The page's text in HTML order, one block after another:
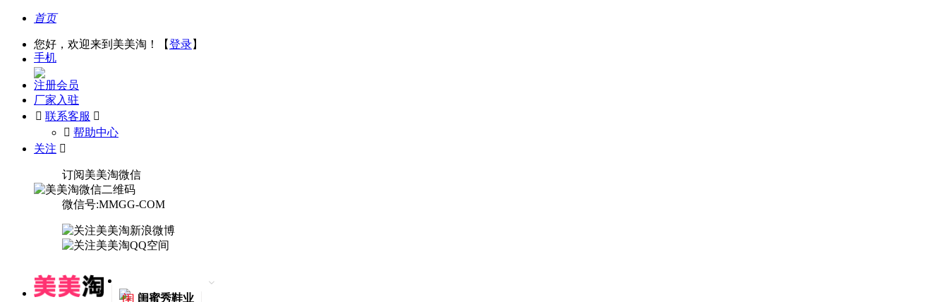
首页
您好，欢迎来到美美淘！【登录】
手机
注册会员
厂家入驻
 联系客服 
󰅃 帮助中心
关注 
订阅美美淘微信
微信号:MMGG-COM
闺 闺蜜秀鞋业